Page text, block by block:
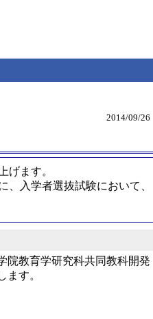
2014/09/26
げます。
入学者選抜試験において、
院教育学研究科共同教科開発
す。